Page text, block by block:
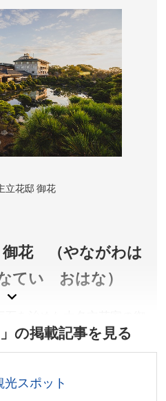
ト
。水面に映える柳の木や白
ぷり。
以上)1,800円～2,000円、小人
により異なります。詳しく
ださい。
※船会社により異なります。
確認ください。
。
立花邸 御花
花 （やながわは
てい おはな）
国の名勝「立花氏庭園」
３年（１９１０）に立花
て建てられた伯爵邸と、庭
の姿のまま残されていま
の掲載記事を見る
スポット